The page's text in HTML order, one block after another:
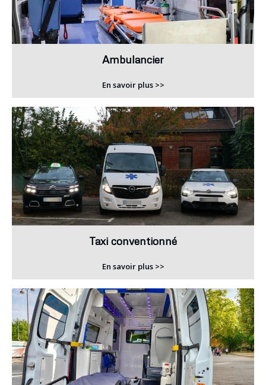
Ambulancier
En savoir plus >>
Taxi conventionné
En savoir plus >>